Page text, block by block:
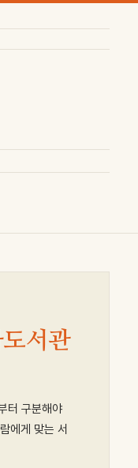
서관
터 구분해야
에게 맞는 서